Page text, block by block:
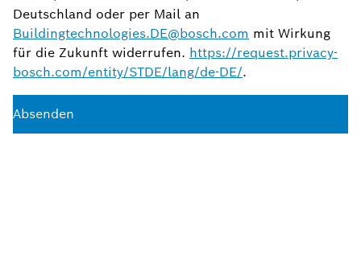
Deutschland oder per Mail an
Buildingtechnologies.DE@bosch.com mit Wirkung
für die Zukunft widerrufen. https://request.privacy-
bosch.com/entity/STDE/lang/de-DE/.
Absenden